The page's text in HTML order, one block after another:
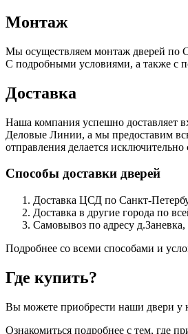
Монтаж
Мы осуществляем монтаж дверей по
С подробными условиями, а также с
Доставка
Наша компания успешно доставляет
Деловые Линии, а мы предоставим
отправления делается
Способы доставки дверей
Доставка ЦСД по Санкт-
Доставка в другие города по
Самовывоз по адресу
Подробнее со всеми способами и
Где купить?
Вы можете приобрести наши двери у
Ознакомиться подробнее с тем, где